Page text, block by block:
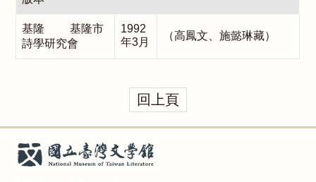
基隆 基隆市
詩學研究會
1992
年3月
（高鳳文、施懿琳藏）
回上頁